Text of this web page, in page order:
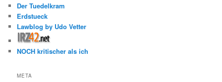
Der Tuedelkram
Erdstueck
Lawblog by Udo Vetter
NOCH kritischer als ich
META